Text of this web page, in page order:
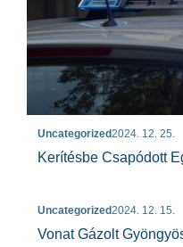
Uncategorized2024. 12. 25.
Kerítésbe Csapódott
Uncategorized2024. 12. 15.
Vonat Gázolt